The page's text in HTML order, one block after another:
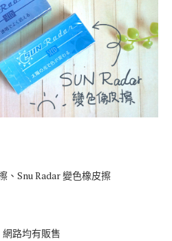
、Snu Radar 變色橡皮擦
路均有販售